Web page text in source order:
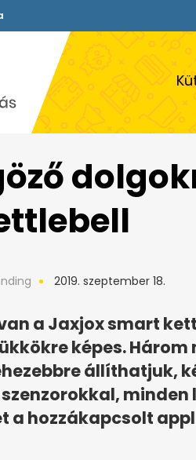
2019. szeptember 18.
a Jaxjox smart
képes.
állíthatjuk,
a hozzákapcsolt